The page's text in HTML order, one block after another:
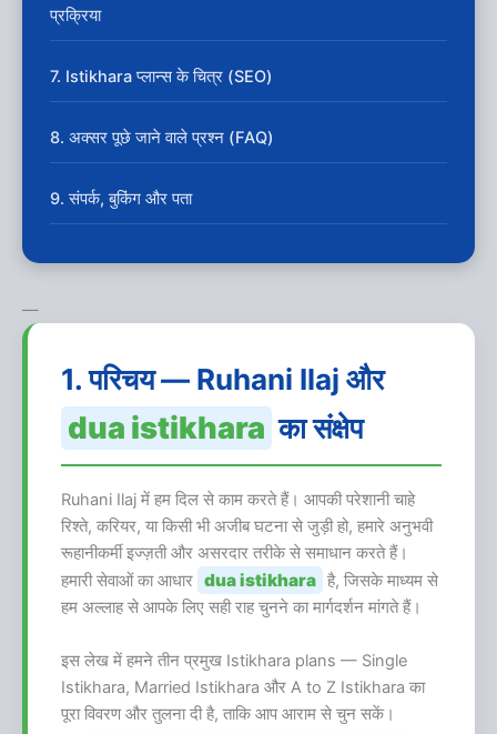
प्रक्रिया
7. Istikhara प्लान्स के चित्र (SEO)
8. अक्सर पूछे जाने वाले प्रश्न (FAQ)
9. संपर्क, बुकिंग और पता
—
1. परिचय — Ruhani Ilaj और
dua istikhara का संक्षेप
Ruhani Ilaj में हम दिल से काम करते हैं। आपकी परेशानी चाहे
रिश्ते, करियर, या किसी भी अजीब घटना से जुड़ी हो, हमारे अनुभवी
रूहानीकर्मी इज्ज़ती और असरदार तरीके से समाधान करते हैं।
हमारी सेवाओं का आधार dua istikhara है, जिसके माध्यम से
हम अल्लाह से आपके लिए सही राह चुनने का मार्गदर्शन मांगते हैं।
इस लेख में हमने तीन प्रमुख Istikhara plans — Single
Istikhara, Married Istikhara और A to Z Istikhara का
पूरा विवरण और तुलना दी है, ताकि आप आराम से चुन सकें।